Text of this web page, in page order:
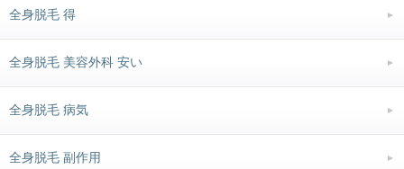
全身脱毛 得
全身脱毛 美容外科 安い
全身脱毛 病気
全身脱毛 副作用